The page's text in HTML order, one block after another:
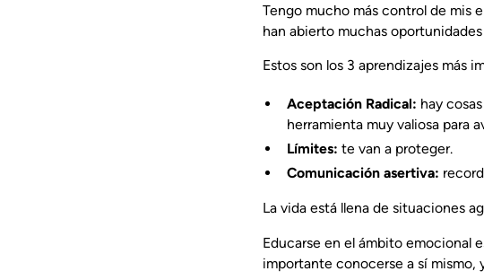
Tengo mucho más control de mis
han abierto muchas
Estos son los 3 aprendizajes más
Aceptación Radical: hay
herramienta muy valiosa para
Límites:te van a proteger.
Comunicación asertiva:
La vida está llena de situaciones
Educarse en el ámbito emocional
importante conocerse a sí mismo,